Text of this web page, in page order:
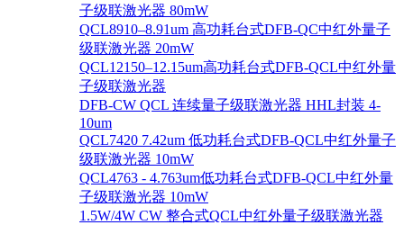
子级联激光器 80mW
QCL8910–8.91um 高功耗台式DFB-QC中红外量子
级联激光器 20mW
QCL12150–12.15um高功耗台式DFB-QCL中红外量
子级联激光器
DFB-CW QCL 连续量子级联激光器 HHL封装 4-
10um
QCL7420 7.42um 低功耗台式DFB-QCL中红外量子
级联激光器 10mW
QCL4763 - 4.763um低功耗台式DFB-QCL中红外量
子级联激光器 10mW
1.5W/4W CW 整合式QCL中红外量子级联激光器